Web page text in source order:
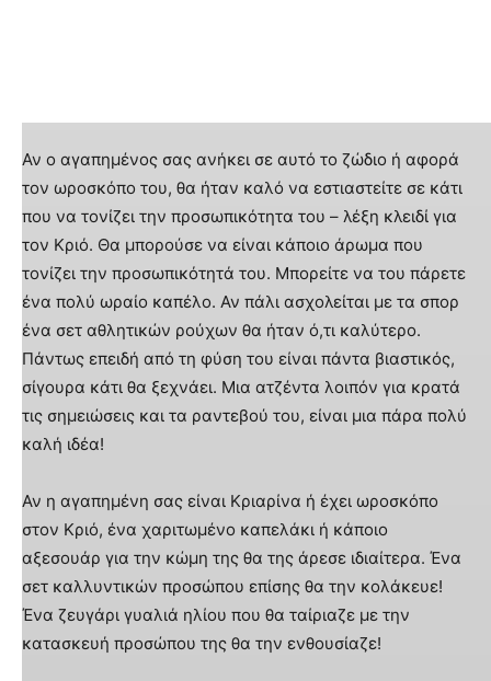
Αν ο αγαπημένος σας ανήκει σε αυτό το ζώδιο ή αφορά
τον ωροσκόπο του, θα ήταν καλό να εστιαστείτε σε κάτι
που να τονίζει την προσωπικότητα του – λέξη κλειδί για
τον Κριό. Θα μπορούσε να είναι κάποιο άρωμα που
τονίζει την προσωπικότητά του. Μπορείτε να του πάρετε
ένα πολύ ωραίο καπέλο. Αν πάλι ασχολείται με τα σπορ
ένα σετ αθλητικών ρούχων θα ήταν ό,τι καλύτερο.
Πάντως επειδή από τη φύση του είναι πάντα βιαστικός,
σίγουρα κάτι θα ξεχνάει. Μια ατζέντα λοιπόν για κρατά
τις σημειώσεις και τα ραντεβού του, είναι μια πάρα πολύ
καλή ιδέα!
Αν η αγαπημένη σας είναι Κριαρίνα ή έχει ωροσκόπο
στον Κριό, ένα χαριτωμένο καπελάκι ή κάποιο
αξεσουάρ για την κώμη της θα της άρεσε ιδιαίτερα. Ένα
σετ καλλυντικών προσώπου επίσης θα την κολάκευε!
Ένα ζευγάρι γυαλιά ηλίου που θα ταίριαζε με την
κατασκευή προσώπου της θα την ενθουσίαζε!